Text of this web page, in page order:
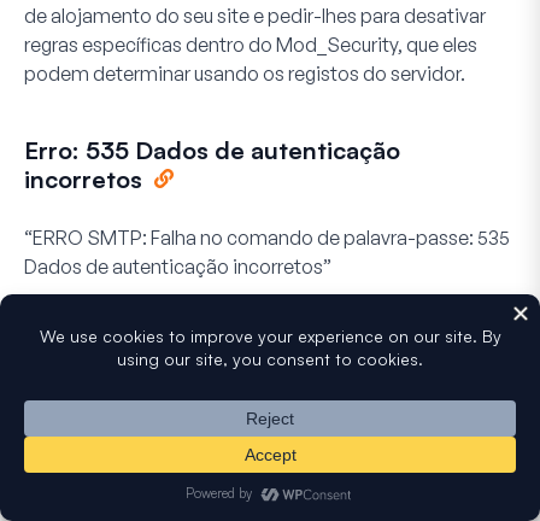
de alojamento do seu site e pedir-lhes para desativar
regras específicas dentro do Mod_Security, que eles
podem determinar usando os registos do servidor.
Erro: 535 Dados de autenticação
incorretos
“ERRO SMTP: Falha no comando de palavra-passe: 535
Dados de autenticação incorretos”
excessivamente rigorosas, que o seu fornecedor de
gestão de servidores WHM / cPanel, pode pedir
especificamente ao fornecedor de alojamento do seu
site para mudar a definição “Restringir SMTP de saída a
root, exim e mailman” de “Ligado” para “Desligado”.